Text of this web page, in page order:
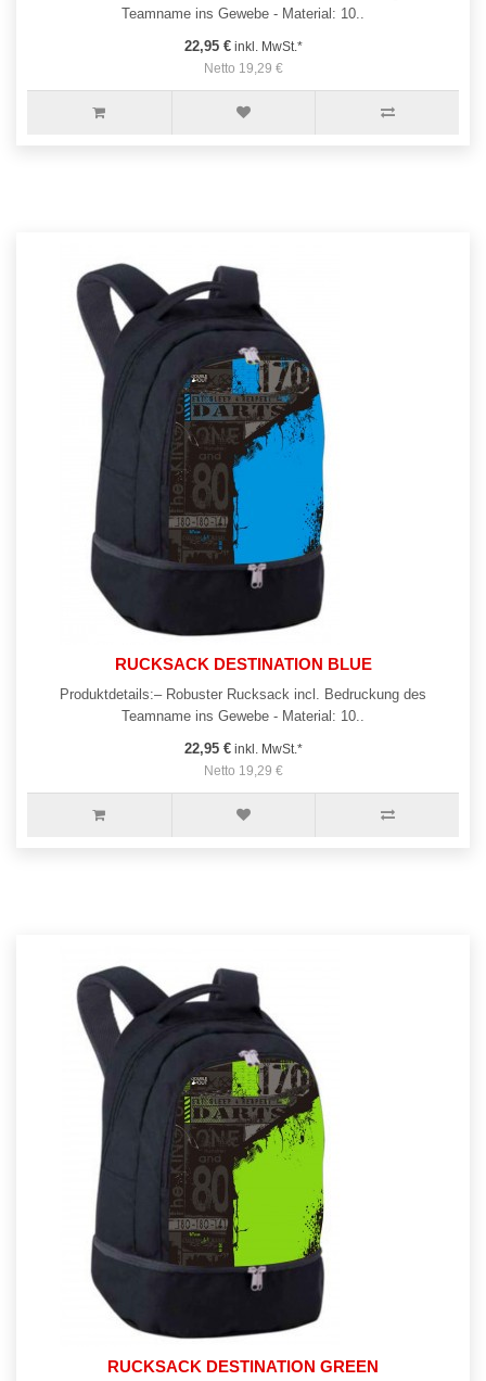
Teamname ins Gewebe - Material: 10..
22,95 €inkl. MwSt.*
Netto 19,29 €
RUCKSACK DESTINATION BLUE
Produktdetails:– Robuster Rucksack incl. Bedruckung des
Teamname ins Gewebe - Material: 10..
22,95 €inkl. MwSt.*
Netto 19,29 €
RUCKSACK DESTINATION GREEN